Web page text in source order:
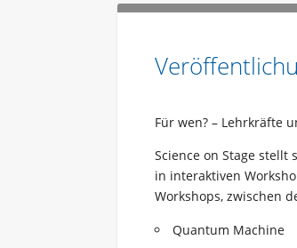
Für wen? – Lehrkräfte
Science on Stage
in interaktiven
Workshops, zwischen
Quantum Machine